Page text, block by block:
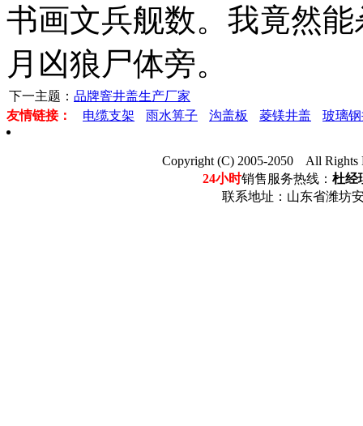
书画文兵舰数。我竟然
月凶狼尸体旁。
下一主题： 品牌窨井盖生产厂家
友情链接：
电缆支架 雨水箅子 沟盖板 菱镁井盖 玻璃
Copyright (C) 2005-2050 All
24小时销售服务热线： 杜经
联系地址：山东省潍坊